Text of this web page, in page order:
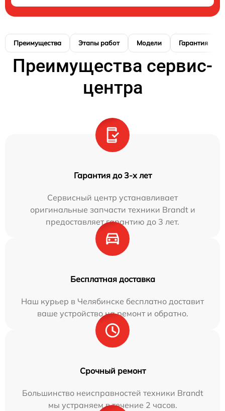
Преимущества Этапы работ Модели Гарантия
Преимущества сервис-
центра
Гарантия до 3-х лет
Сервисный центр устанавливает
оригинальные запчасти техники Brandt и
предоставляет гарантию до 3 лет.
Бесплатная доставка
Наш курьер в Челябинске бесплатно доставит
ваше устройство на ремонт и обратно.
Срочный ремонт
Большинство неисправностей техники Brandt
мы устраняем в течение 2 часов.